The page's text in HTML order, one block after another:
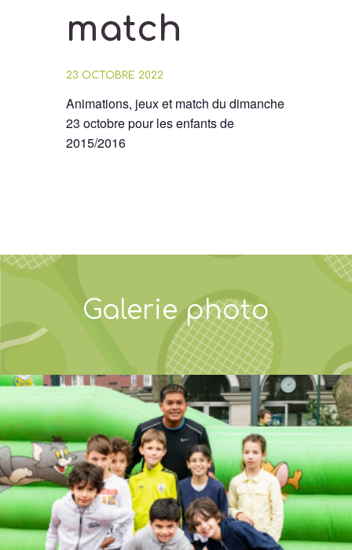
match
23 OCTOBRE 2022
Animations, jeux et match du dimanche
23 octobre pour les enfants de
2015/2016
Galerie photo